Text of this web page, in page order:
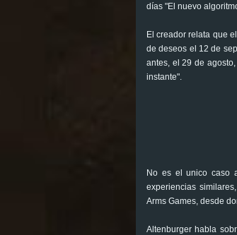
días "El nuevo
El creador relata que
de deseos el 12 de
antes, el 29 de
instante".
No es el unico caso
experiencias
Arms Games, desde
Altenburger habla